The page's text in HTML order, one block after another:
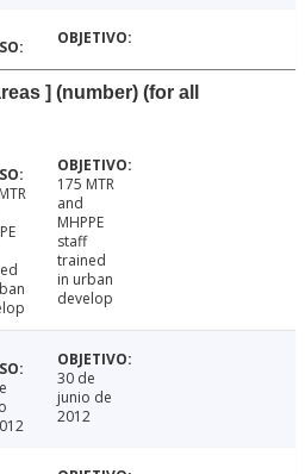
] (number) (for all
175 MTR
and
MHPPE
staff
trained
in urban
develop
30 de
junio de
2012